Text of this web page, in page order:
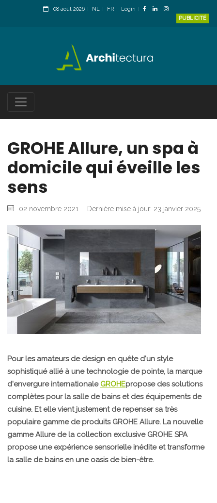
08 août 2026 NL FR
Login
PUBLICITÉ
GROHE Allure, un spa à
domicile qui éveille les
sens
02 novembre 2021 Dernière mise à jour: 23 janvier 2025
Pour les amateurs de design en quête d'un style
sophistiqué allié à une technologie de pointe, la marque
d'envergure internationale GROHEpropose des solutions
complètes pour la salle de bains et des équipements de
cuisine. Et elle vient justement de repenser sa très
populaire gamme de produits GROHE Allure. La nouvelle
gamme Allure de la collection exclusive GROHE SPA
propose une expérience sensorielle inédite et transforme
la salle de bains en une oasis de bien-être.